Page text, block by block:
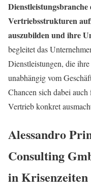
Dienstleistungsbranche
Vertriebsstrukturen
auszubilden und ihre
begleitet das
Dienstleistungen, die
unabhängig vom
Chancen sich dabei
Vertrieb konkret
Alessandro
Consulting
in